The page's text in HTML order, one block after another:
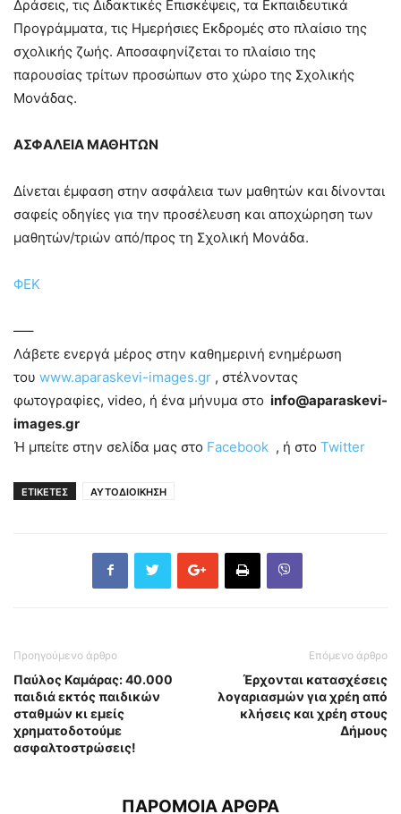
Δράσεις, τις Διδακτικές Επισκέψεις, τα Εκπαιδευτικά
Προγράμματα, τις Ημερήσιες Εκδρομές στο πλαίσιο της
σχολικής ζωής. Αποσαφηνίζεται το πλαίσιο της
παρουσίας τρίτων προσώπων στο χώρο της Σχολικής
Μονάδας.
ΑΣΦΑΛΕΙΑ ΜΑΘΗΤΩΝ
Δίνεται έμφαση στην ασφάλεια των μαθητών και δίνονται
σαφείς οδηγίες για την προσέλευση και αποχώρηση των
μαθητών/τριών από/προς τη Σχολική Μονάδα.
ΦΕΚ
—–
Λάβετε ενεργά μέρος στην καθημερινή ενημέρωση
του www.aparaskevi-images.gr , στέλνοντας
φωτογραφiες, video, ή ένα μήνυμα στο info@aparaskevi-
images.gr
Ή μπείτε στην σελίδα μας στο Facebook , ή στο Twitter
ΕΤΙΚΕΤΕΣ ΑΥΤΟΔΙΟΙΚΗΣΗ
Προηγούμενο άρθρο
Παύλος Καμάρας: 40.000
παιδιά εκτός παιδικών
σταθμών κι εμείς
χρηματοδοτούμε
ασφαλτοστρώσεις!
Επόμενο άρθρο
Έρχονται κατασχέσεις
λογαριασμών για χρέη από
κλήσεις και χρέη στους
Δήμους
ΠΑΡΟΜΟΙΑ ΑΡΘΡΑ